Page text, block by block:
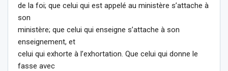
de la foi; que celui qui est appelé au ministère s’attache à
son
ministère; que celui qui enseigne s’attache à son
enseignement, et
celui qui exhorte à l’exhortation. Que celui qui donne le
fasse avec